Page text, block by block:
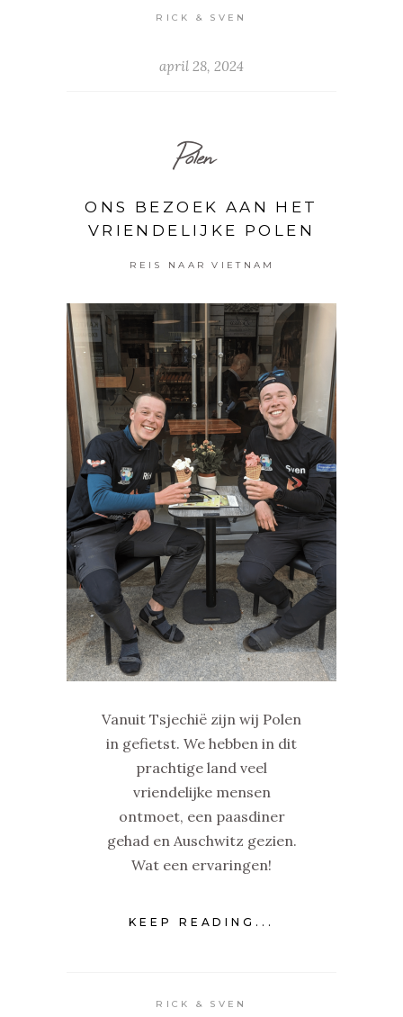
RICK & SVEN
april 28, 2024
Polen
ONS BEZOEK AAN HET
VRIENDELIJKE POLEN
REIS NAAR VIETNAM
Vanuit Tsjechië zijn wij Polen
in gefietst. We hebben in dit
prachtige land veel
vriendelijke mensen
ontmoet, een paasdiner
gehad en Auschwitz gezien.
Wat een ervaringen!
KEEP READING...
RICK & SVEN